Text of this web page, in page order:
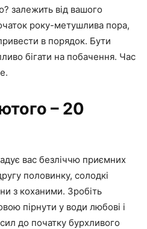
залежить від вашого
року-метушлива пора,
в порядок. Бути
бігати на побачення. Час
– 20
вас безліччю приємних
половинку, солодкі
з коханими. Зробіть
пірнути у води любові і
до початку бурхливого